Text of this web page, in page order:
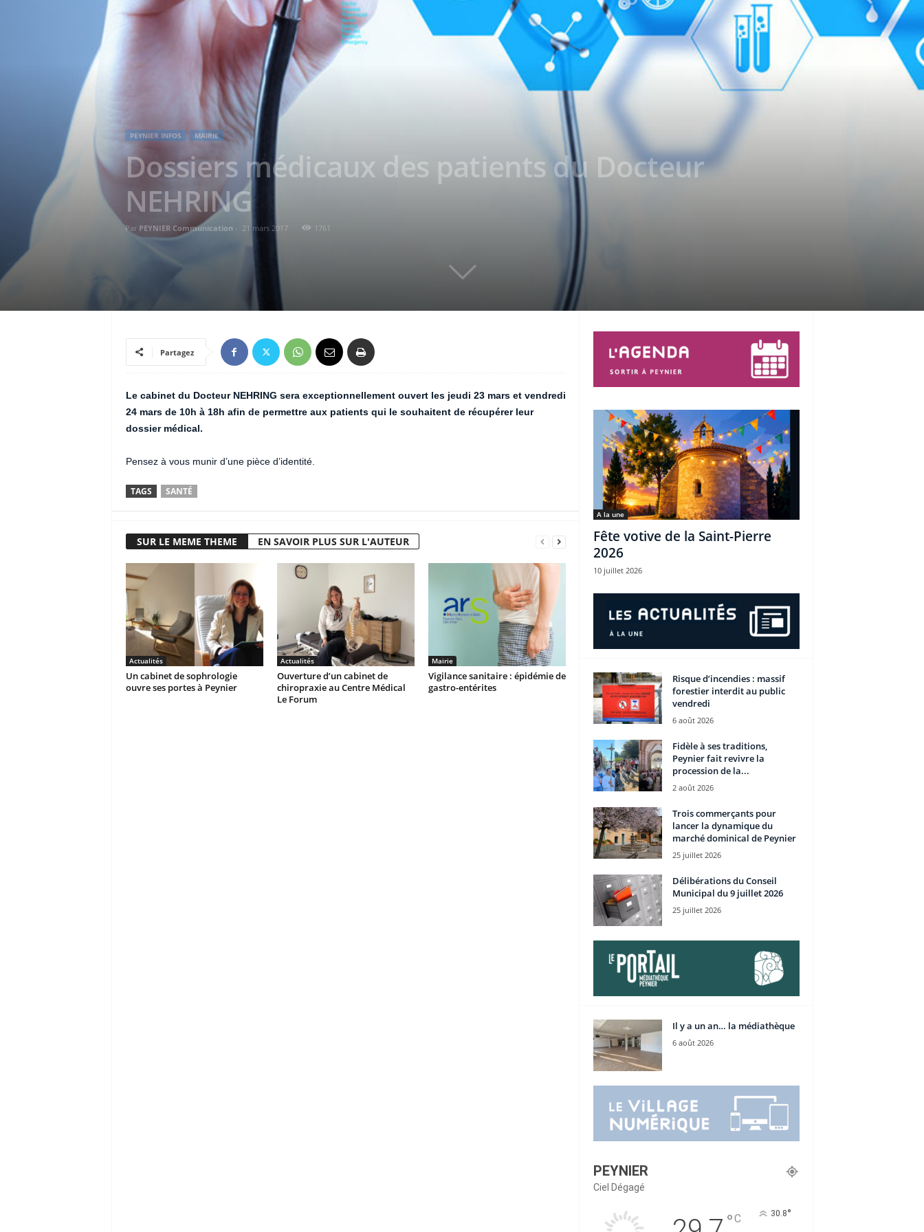
PEYNIER INFOS MAIRIE
Dossiers médicaux des patients du Docteur
NEHRING
Par PEYNIER Communication - 21 mars 2017 1761
Partagez
Le cabinet du Docteur NEHRING sera exceptionnellement ouvert les jeudi 23 mars et vendredi
24 mars de 10h à 18h afin de permettre aux patients qui le souhaitent de récupérer leur
dossier médical.
Pensez à vous munir d’une pièce d’identité.
TAGS SANTÉ
SUR LE MEME THEME EN SAVOIR PLUS SUR L'AUTEUR
Actualités
Un cabinet de sophrologie
ouvre ses portes à Peynier
Actualités
Ouverture d’un cabinet de
chiropraxie au Centre Médical
Le Forum
Mairie
Vigilance sanitaire : épidémie de
gastro-entérites
A la une
Fête votive de la Saint-Pierre
2026
10 juillet 2026
Risque d’incendies : massif
forestier interdit au public
vendredi
6 août 2026
Fidèle à ses traditions,
Peynier fait revivre la
procession de la...
2 août 2026
Trois commerçants pour
lancer la dynamique du
marché dominical de Peynier
25 juillet 2026
Délibérations du Conseil
Municipal du 9 juillet 2026
25 juillet 2026
Il y a un an… la médiathèque
6 août 2026
PEYNIER
Ciel Dégagé
°C 30.8°